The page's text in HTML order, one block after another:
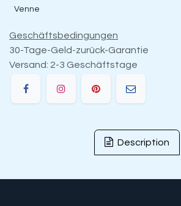
Venne
Geschäftsbedingungen
30-Tage-Geld-zurück-Garantie
Versand: 2-3 Geschäftstage
Description